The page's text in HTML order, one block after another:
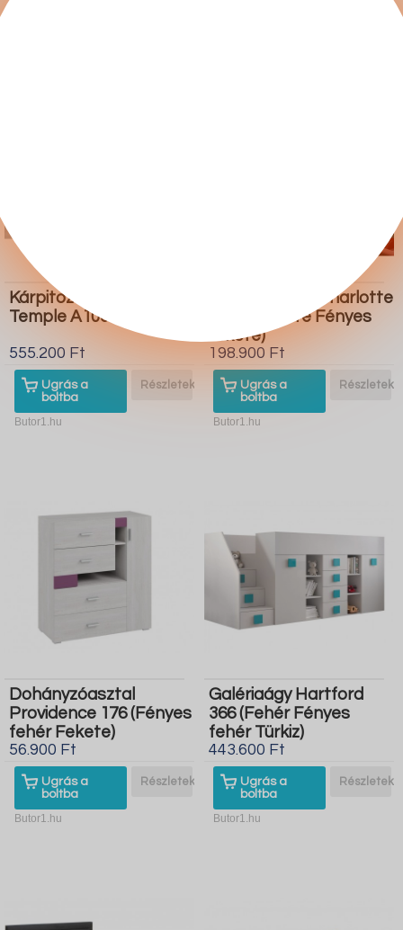
Kárpitozott bútorok
Temple A103
555.200 Ft
Ugrás a
boltba
Részletek
Butor1.hu
Nappali szett Charlotte
A111 (Fekete Fényes
fekete)
198.900 Ft
Ugrás a
boltba
Részletek
Butor1.hu
Dohányzóasztal
Providence 176 (Fényes
fehér Fekete)
56.900 Ft
Ugrás a
boltba
Részletek
Butor1.hu
Galériaágy Hartford
366 (Fehér Fényes
fehér Türkiz)
443.600 Ft
Ugrás a
boltba
Részletek
Butor1.hu